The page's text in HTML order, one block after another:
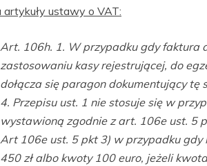
artykuły ustawy o VAT:
Art. 106h. 1. W przypadku gdy faktura
zastosowaniu kasy rejestrującej, do
dołącza się paragon dokumentujący tę
4. Przepisu ust. 1 nie stosuje się w
wystawioną zgodnie z art. 106e ust. 5
Art 106e ust. 5 pkt 3) w przypadku gdy
450 zł albo kwoty 100 euro, jeżeli